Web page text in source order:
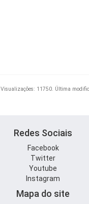
Visualizações: 11750. Última
Redes Sociais
Facebook
Twitter
Youtube
Instagram
Mapa do site